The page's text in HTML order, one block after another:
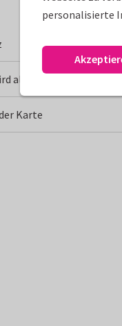
als Postkarte verschickt
Karte
personalisierte